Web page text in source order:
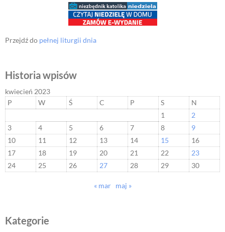
Przejdź do pełnej liturgii dnia
Historia wpisów
kwiecień 2023
P
W Ś C P S
N
1
2
3
4 5 6 7 8
9
10
11 12 13 14 15
16
17
18 19 20 21 22
23
24
25 26 27 28 29 30
« mar maj »
Kategorie